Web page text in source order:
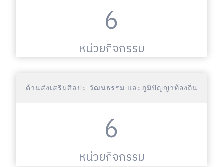
6
หน่วยกิจกรรม
ด้านส่งเสริมศิลปะ วัฒนธรรม และภูมิปัญญาท้องถิ่น
6
หน่วยกิจกรรม